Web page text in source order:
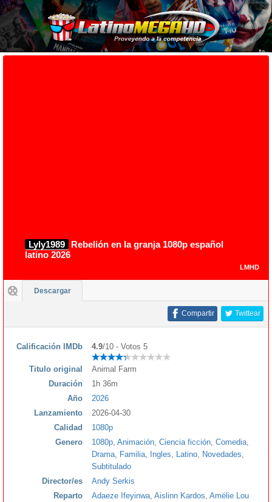
Lyly1989
Rebelión en la granja 1080p español
latino 2026
LMHD
Descargar
Twittear
Compartir
Calificación IMDb 4.9/10 - Votos 5
Titulo original
Animal Farm
Duración
1h 36m
Año
2026
Lanzamiento
2026-04-30
Calidad
1080p
Genero
1080p Animación Ciencia ficción Comedia
Drama
Familia Ingles Latino Novedades
Subtitulado
Director/es
Andy Serkis
Reparto
Adaeze Ifeyinwa Aislinn Kardos Amélie Lou